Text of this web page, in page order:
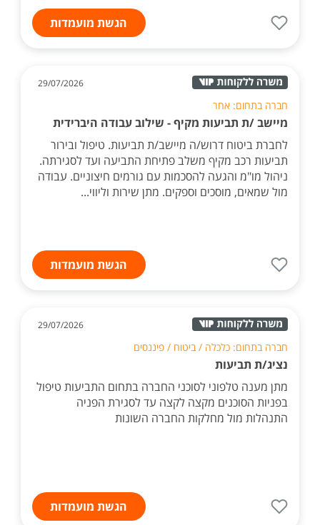
הגשת מועמדות
29/07/2026
חברה בתחום: אחר
מיישב /ת תביעות מקיף - שילוב עבודה היברידית
לחברת ביטוח דרוש/ה מיישב/ת תביעות. טיפול ובירור
תביעות רכב מקיף משלב פתיחת התביעה ועד לסגירתה.
ניהול מו"מ והגעה להסכמות עם גורמים חיצוניים. עבודה
מול שמאים, מוסכים וספקים. מתן שירות וליווי...
הגשת מועמדות
29/07/2026
חברה בתחום: כלכלה / ביטוח / פיננסים
נציג/ת תביעות
מתן מענה טלפוני לסוכני החברה בתחום התביעות טיפול
בפניות הסוכנים מקצה לקצה עד לסגירת הפניה
התנהלות מול מחלקות החברה השונות
הגשת מועמדות